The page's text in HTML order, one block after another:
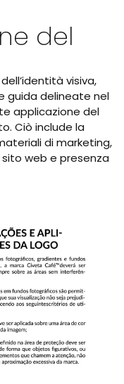
del
visiva,
guida delineate nel
applicazione del
Ciò include la
di marketing,
web e presenza